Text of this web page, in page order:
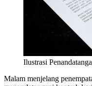
Ilustrasi
Malam menjelang